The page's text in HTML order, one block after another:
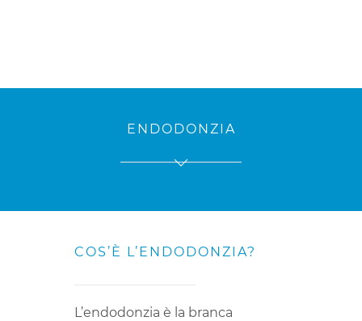
PRONTO SOCCORSO
ENDODONZIA
COS’È L’ENDODONZIA?
L’endodonzia è la branca